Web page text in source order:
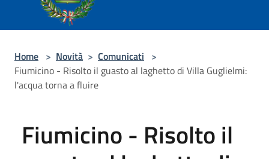
Home > Novità > Comunicati >
Fiumicino - Risolto il guasto al laghetto di Villa Guglielmi:
l'acqua torna a fluire
Fiumicino - Risolto il